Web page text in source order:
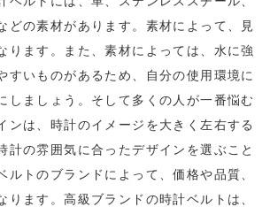
どの素材があります。素材によって、見
ります。また、素材によっては、水に強
すいものがあるため、自分の使用環境に
しましょう。そして多くの人が一番悩む
ンは、時計のイメージを大きく左右する
計の雰囲気に合ったデザインを選ぶこと
ルトのブランドによって、価格や品質、
ります。高級ブランドの時計ベルトは、